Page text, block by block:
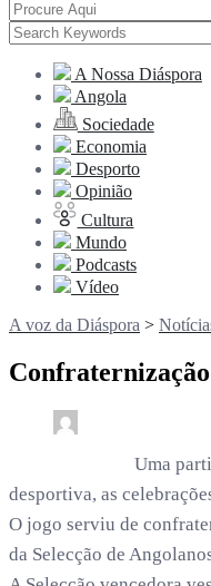
A Nossa Diáspora
Angola
Sociedade
Economia
Desporto
Opinião
Cultura
Mundo
Podcasts
Vídeo
A voz da Diáspora >
Uma
desportiva, as
O jogo serviu de
da Selecção de